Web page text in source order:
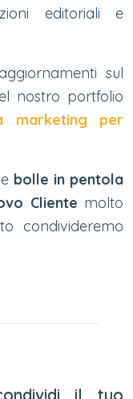
editoriali e
sul
nostro portfolio
marketing per
bolle in pentola
Cliente molto
condivideremo
il tuo